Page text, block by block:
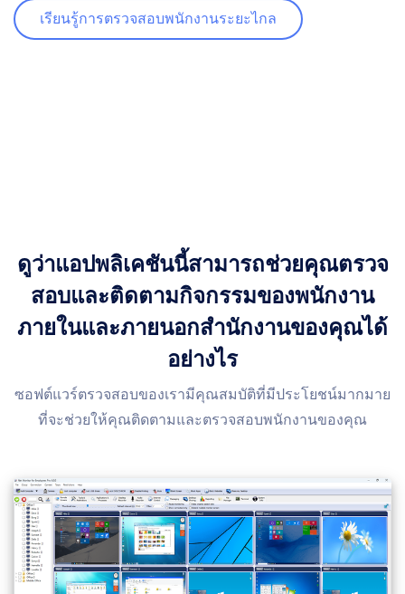
เรียนรู้การตรวจสอบพนักงานระยะไกล
ดูว่าแอปพลิเคชันนี้สามารถช่วยคุณตรวจ
สอบและติดตามกิจกรรมของพนักงาน
ภายในและภายนอกสํานักงานของคุณได้
อย่างไร
ซอฟต์แวร์ตรวจสอบของเรามีคุณสมบัติที่มีประโยชน์มากมาย
ที่จะช่วยให้คุณติดตามและตรวจสอบพนักงานของคุณ